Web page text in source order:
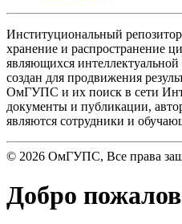
Институциональный
хранение и распространение
являющихся
создан для продвижения
ОмГУПС и их поиск в сети
документы и публикации,
являются сотрудники и
© 2026 ОмГУПС, Все права
Добро